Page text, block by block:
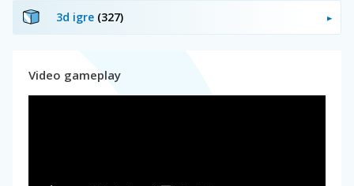
3d igre (327)
Video gameplay